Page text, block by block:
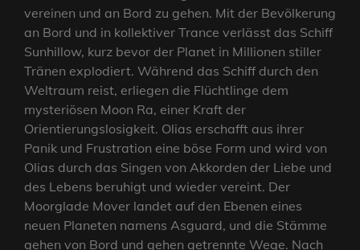
vereinen und an Bord zu gehen. Mit der Bevölkerung
an Bord und in kollektiver Trance verlässt das Schiff
Sunhillow, kurz bevor der Planet in Millionen stiller
Tränen explodiert. Während das Schiff durch den
Weltraum reist, erliegen die Flüchtlinge dem
mysteriösen Moon Ra, einer Kraft der
Orientierungslosigkeit. Olias erschafft aus ihrer
Panik und Frustration eine böse Form und wird von
Olias durch das Singen von Akkorden der Liebe und
des Lebens beruhigt und wieder vereint. Der
Moorglade Mover landet auf den Ebenen eines
neuen Planeten namens Asguard, und die Stämme
gehen von Bord und gehen getrennte Wege. Nach